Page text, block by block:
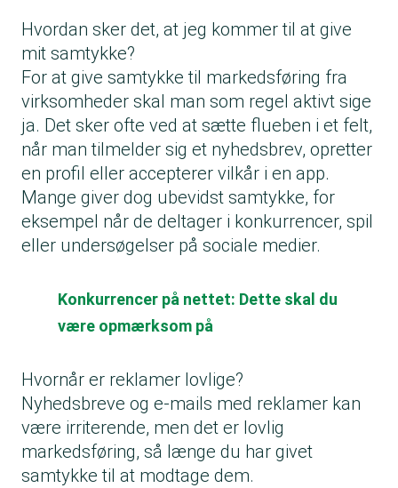
Hvordan sker det, at jeg kommer til at give
mit samtykke?
For at give samtykke til markedsføring fra
virksomheder skal man som regel aktivt sige
ja. Det sker ofte ved at sætte flueben i et felt,
når man tilmelder sig et nyhedsbrev, opretter
en profil eller accepterer vilkår i en app.
Mange giver dog ubevidst samtykke, for
eksempel når de deltager i konkurrencer, spil
eller undersøgelser på sociale medier.
Konkurrencer på nettet: Dette skal du
være opmærksom på
Hvornår er reklamer lovlige?
Nyhedsbreve og e-mails med reklamer kan
være irriterende, men det er lovlig
markedsføring, så længe du har givet
samtykke til at modtage dem.